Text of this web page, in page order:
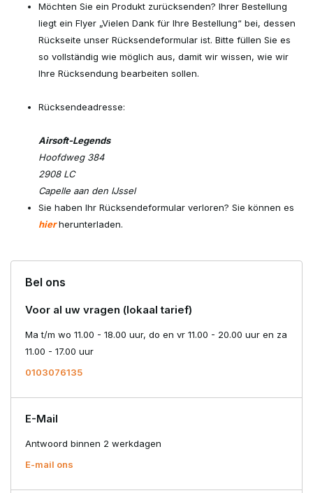
Möchten Sie ein Produkt zurücksenden? Ihrer Bestellung
liegt ein Flyer „Vielen Dank für Ihre Bestellung“ bei, dessen
Rückseite unser Rücksendeformular ist. Bitte füllen Sie es
so vollständig wie möglich aus, damit wir wissen, wie wir
Ihre Rücksendung bearbeiten sollen.
Rücksendeadresse:
Airsoft-Legends
Hoofdweg 384
2908 LC
Capelle aan den IJssel
Sie haben Ihr Rücksendeformular verloren? Sie können es
hierherunterladen.
Bel ons
Voor al uw vragen (lokaal tarief)
Ma t/m wo 11.00 - 18.00 uur, do en vr 11.00 - 20.00 uur en za
11.00 - 17.00 uur
0103076135
E-Mail
Antwoord binnen 2 werkdagen
E-mail ons